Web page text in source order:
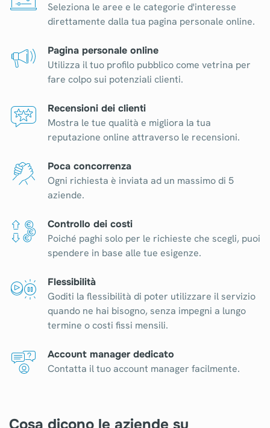
Seleziona le aree e le categorie d'interesse
direttamente dalla tua pagina personale online.
Pagina personale online
Utilizza il tuo profilo pubblico come vetrina per
fare colpo sui potenziali clienti.
Recensioni dei clienti
Mostra le tue qualità e migliora la tua
reputazione online attraverso le recensioni.
Poca concorrenza
Ogni richiesta è inviata ad un massimo di 5
aziende.
Controllo dei costi
Poiché paghi solo per le richieste che scegli, puoi
spendere in base alle tue esigenze.
Flessibilità
Goditi la flessibilità di poter utilizzare il servizio
quando ne hai bisogno, senza impegni a lungo
termine o costi fissi mensili.
Account manager dedicato
Contatta il tuo account manager facilmente.
Cosa dicono le aziende su